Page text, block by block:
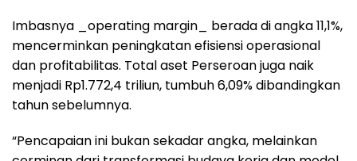
Imbasnya _operating margin_ berada di angka 11,1%,
mencerminkan peningkatan efisiensi operasional
dan profitabilitas. Total aset Perseroan juga naik
menjadi Rp1.772,4 triliun, tumbuh 6,09% dibandingkan
tahun sebelumnya.
“Pencapaian ini bukan sekadar angka, melainkan